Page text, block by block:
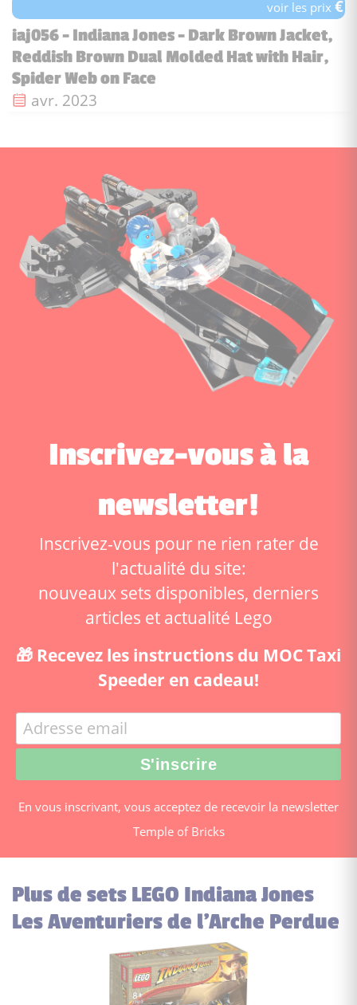
voir les prix€
iaj056 - Indiana Jones - Dark Brown Jacket,
Reddish Brown Dual Molded Hat with Hair,
Spider Web on Face
Date de sortie :
avr. 2023
Inscrivez-vous à la
newsletter!
Inscrivez-vous pour ne rien rater de
l'actualité du site:
nouveaux sets disponibles, derniers
articles et actualité Lego
🎁 Recevez les instructions du MOC Taxi
Speeder en cadeau!
En vous inscrivant, vous acceptez de recevoir la newsletter
Temple of Bricks
Plus de sets LEGO Indiana Jones
Les Aventuriers de l'Arche Perdue